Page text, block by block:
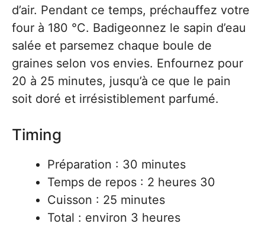
d’air. Pendant ce temps, préchauffez votre
four à 180 °C. Badigeonnez le sapin d’eau
salée et parsemez chaque boule de
graines selon vos envies. Enfournez pour
20 à 25 minutes, jusqu’à ce que le pain
soit doré et irrésistiblement parfumé.
Timing
Préparation : 30 minutes
Temps de repos : 2 heures 30
Cuisson : 25 minutes
Total : environ 3 heures